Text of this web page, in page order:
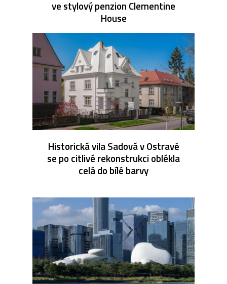
ve stylový penzion Clementine
House
Historická vila Sadová v Ostravě
se po citlivé rekonstrukci oblékla
celá do bílé barvy